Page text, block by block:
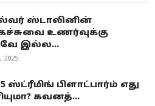
ஸ்டாலினின்
உணர்வுக்கு
இல்ல...
2025
ஸ்ட்ரீமிங் பிளாட்பார்ம் எது
கவனத்...